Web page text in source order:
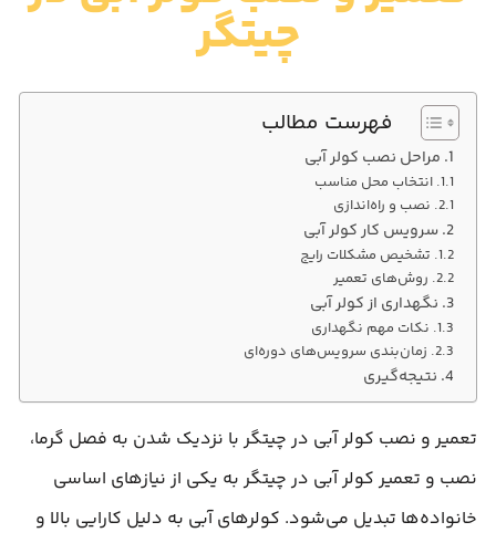
چیتگر
فهرست مطالب
مراحل نصب کولر آبی
انتخاب محل مناسب
نصب و راه‌اندازی
سرویس کار کولر آبی
تشخیص مشکلات رایج
روش‌های تعمیر
نگهداری از کولر آبی
نکات مهم نگهداری
زمان‌بندی سرویس‌های دوره‌ای
نتیجه‌گیری
تعمیر و نصب کولر آبی در چیتگر با نزدیک شدن به فصل گرما،
نصب و تعمیر کولر آبی در چیتگر به یکی از نیازهای اساسی
خانواده‌ها تبدیل می‌شود. کولرهای آبی به دلیل کارایی بالا و